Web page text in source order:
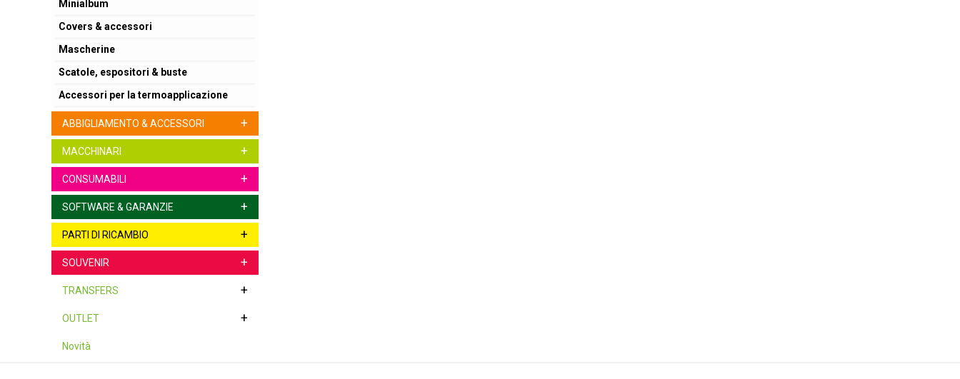
Minialbum
Covers & accessori
Mascherine
Scatole, espositori & buste
Accessori per la termoapplicazione
ABBIGLIAMENTO & ACCESSORI +
MACCHINARI +
CONSUMABILI +
SOFTWARE & GARANZIE +
PARTI DI RICAMBIO +
SOUVENIR +
TRANSFERS +
OUTLET +
Novità